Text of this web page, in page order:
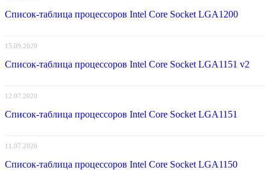
Список-таблица процессоров Intel Core Socket LGA1200
15.09.2020
Список-таблица процессоров Intel Core Socket LGA1151 v2
12.07.2020
Список-таблица процессоров Intel Core Socket LGA1151
11.07.2020
Список-таблица процессоров Intel Core Socket LGA1150